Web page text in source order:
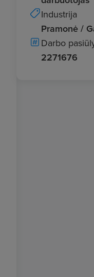
Industrija
Pramonė /
Darbo
2271676